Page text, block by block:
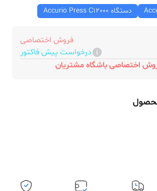
دستگاه Accurio Press C12000
فروش اختصاصی
درخواست پیش فاکتور
اختصاصی باشگاه مشتریان